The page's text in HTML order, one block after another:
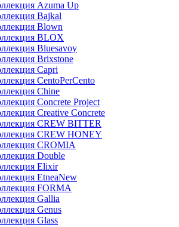
Azuma Up
Bajkal
Blown
BLOX
Bluesavoy
Brixstone
Capri
CentoPerCento
Chine
Concrete Project
Creative Concrete
CREW BITTER
CREW HONEY
CROMIA
Double
Elixir
EtneaNew
FORMA
Gallia
Genus
Glass